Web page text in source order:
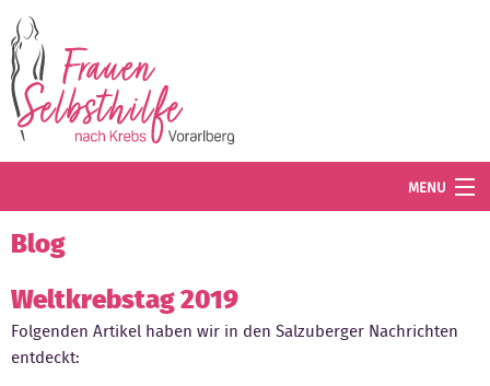
MENU
Termine
Angebot
Blog
Weltkrebstag 2019
Folgenden Artikel haben wir in den Salzuberger Nachrichten
entdeckt: